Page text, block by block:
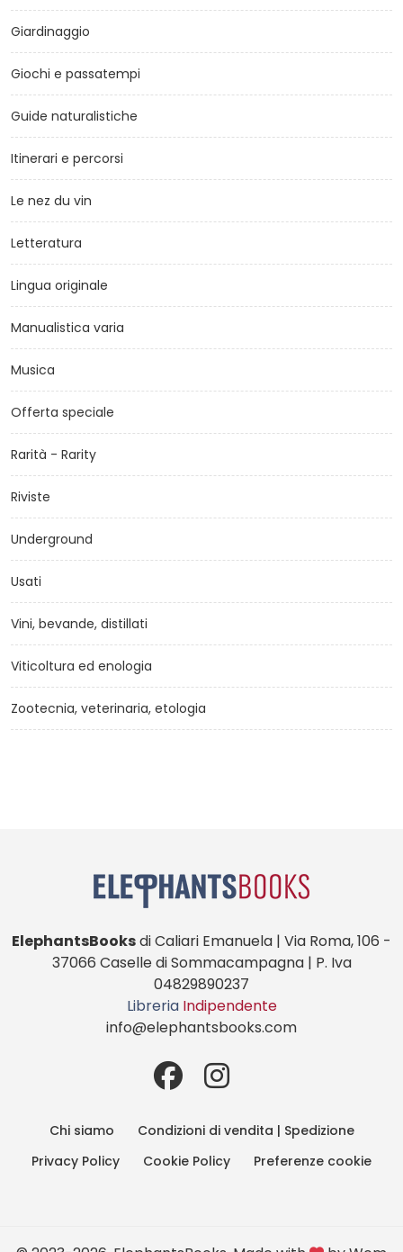
Giardinaggio
Giochi e passatempi
Guide naturalistiche
Itinerari e percorsi
Le nez du vin
Letteratura
Lingua originale
Manualistica varia
Musica
Offerta speciale
Rarità - Rarity
Riviste
Underground
Usati
Vini, bevande, distillati
Viticoltura ed enologia
Zootecnia, veterinaria, etologia
ElephantsBooksdi Caliari Emanuela | Via Roma, 106 -
37066 Caselle di Sommacampagna | P. Iva
04829890237
Libreria Indipendente
info@elephantsbooks.com
Chi siamo
Condizioni di vendita | Spedizione
Privacy Policy
Cookie Policy Preferenze cookie